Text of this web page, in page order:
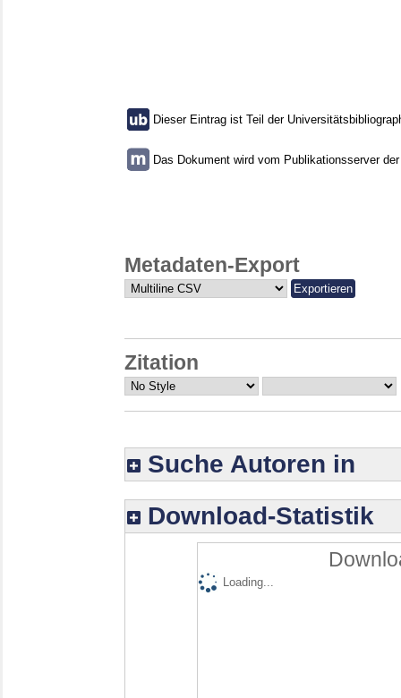
Dieser Eintrag ist Teil der
Das Dokument wird vom Publikationsserver
Metadaten-Export
Zitation
Suche Autoren in
Download-Statistik
Loading...